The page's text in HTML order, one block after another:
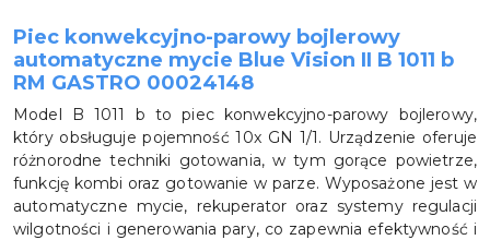
Piec konwekcyjno-parowy bojlerowy
automatyczne mycie Blue Vision II B 1011 b
RM GASTRO 00024148
Model B 1011 b to piec konwekcyjno-parowy bojlerowy,
który obsługuje pojemność 10x GN 1/1. Urządzenie oferuje
różnorodne techniki gotowania, w tym gorące powietrze,
funkcję kombi oraz gotowanie w parze. Wyposażone jest w
automatyczne mycie, rekuperator oraz systemy regulacji
wilgotności i generowania pary, co zapewnia efektywność i